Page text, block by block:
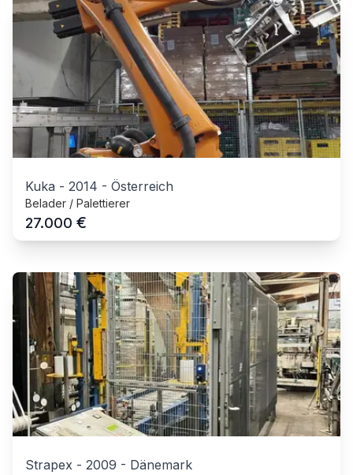
Kuka - 2014 - Österreich
Belader / Palettierer
27.000 €
Strapex - 2009 - Dänemark